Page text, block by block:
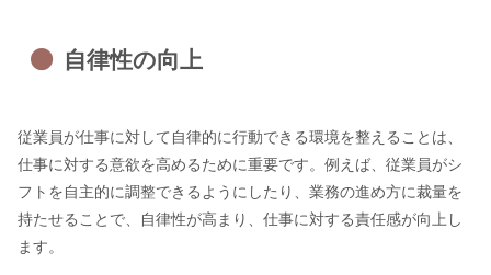
自律性の向上
従業員が仕事に対して自律的に行動できる環境を整えることは、
仕事に対する意欲を高めるために重要です。例えば、従業員がシ
フトを自主的に調整できるようにしたり、業務の進め方に裁量を
持たせることで、自律性が高まり、仕事に対する責任感が向上し
ます。